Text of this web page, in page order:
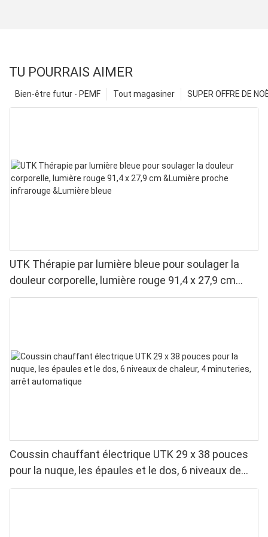
TU POURRAIS AIMER
SUPER OFFRE DE
Tout magasiner
Bien-être futur - PEMF
UTK Thérapie par lumière bleue pour soulager la
douleur corporelle, lumière rouge 91,4 x 27,9 cm
&Lumière proche infrarouge &Lumière bleue
Coussin chauffant électrique UTK 29 x 38 pouces
pour la nuque, les épaules et le dos, 6 niveaux de
chaleur, 4 minuteries, arrêt automatique